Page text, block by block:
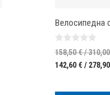
Велосипедна
0
o
u
158,50€/
142,60 €/